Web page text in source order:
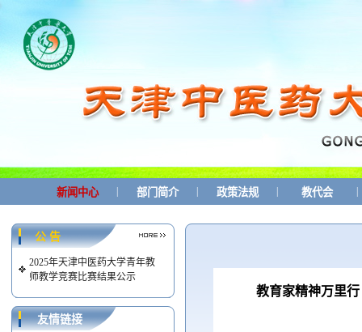
新闻中心 部门简介 政策法规 教代会
公 告
2025年天津中医药大学青年教
师教学竞赛比赛结果公示
友情链接
教育家精神万里